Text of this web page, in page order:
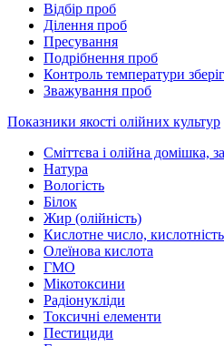
Відбір проб
Ділення проб
Пресування
Подрібнення проб
Контроль температури
Зважування проб
Показники якості олійних культур
Сміттєва і олійна домішка,
Натура
Вологість
Білок
Жир (олійність)
Кислотне число, кислотність
Олеїнова кислота
ГМО
Мікотоксини
Радіонукліди
Токсичні елементи
Пестициди